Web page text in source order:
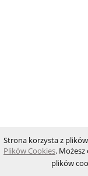
Strona korzysta z
Plików Cookies.
plików